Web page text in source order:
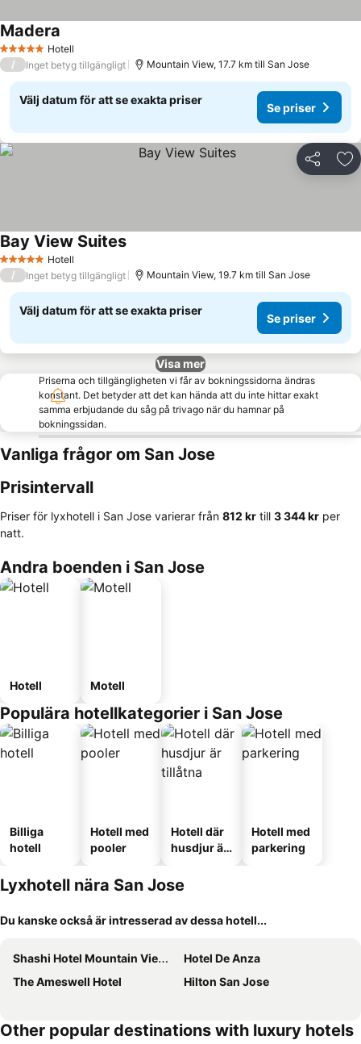
5 Stjärnor Hotell
Madera
/ Inget betyg tillgängligt Mountain View, 17.7 km till San Jose
Välj datum för att se exakta priser
Se priser
Dela
5 Stjärnor Hotell
Bay View Suites
/ Inget betyg tillgängligt Mountain View, 19.7 km till San Jose
Välj datum för att se exakta priser
Se priser
Visa mer
Priserna och tillgängligheten vi får av bokningssidorna ändras
konstant. Det betyder att det kan hända att du inte hittar exakt
samma erbjudande du såg på trivago när du hamnar på
bokningssidan.
Vanliga frågor om San Jose
Prisintervall
Priser för lyxhotell i San Jose varierar från ‎812 kr till ‎3 344 kr per
natt.
Andra boenden i San Jose
Hotell Motell
Populära hotellkategorier i San Jose
Billiga
hotell
Hotell med
pooler
Hotell där
husdjur är
Hotell med
parkering
Lyxhotell nära San Jose
Du kanske också är intresserad av dessa hotell...
Shashi Hotel Mountain View Palo Alto
Hotel De Anza
The Ameswell Hotel
Hilton San Jose
Other popular destinations with luxury hotels